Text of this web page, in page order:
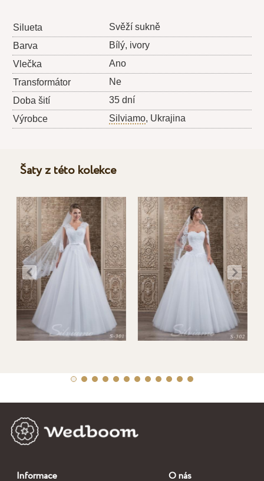
Silueta
Svěží sukně
Barva
Bílý, ivory
Vlečka
Ano
Transformátor
Ne
Doba šití
35 dní
Výrobce
Silviamo, Ukrajina
Šaty z této kolekce
Informace O nás